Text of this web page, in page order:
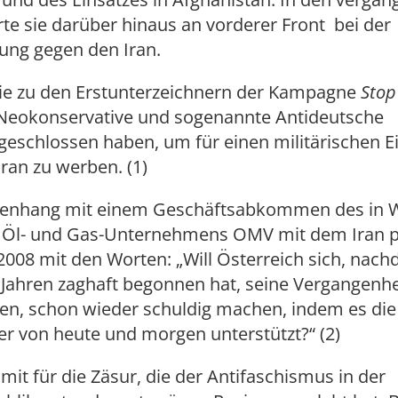
sie darüber hinaus an vorderer Front bei der
gegen den Iran.
zu den Erstunterzeichnern der Kampagne
und sogenannte Antideutsche
haben, um für einen militärischen
zu werben. (1)
mit einem Geschäftsabkommen des in
und Gas-Unternehmens OMV mit dem Iran
mit den Worten: „Will Österreich sich,
zaghaft begonnen hat, seine
schon wieder schuldig machen, indem es die
von heute und morgen unterstützt?“ (2)
für die Zäsur, die der Antifaschismus in der